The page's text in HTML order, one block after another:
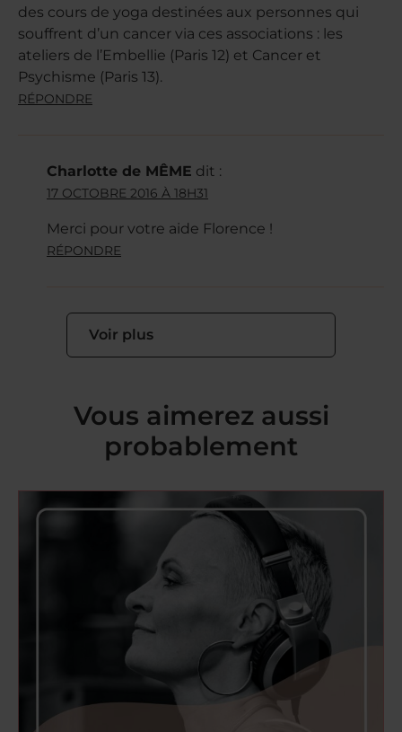
des cours de yoga destinées aux personnes qui
souffrent d’un cancer via ces associations : les
ateliers de l’Embellie (Paris 12) et Cancer et
Psychisme (Paris 13).
RÉPONDRE
Charlotte de MÊME dit :
17 OCTOBRE 2016 À 18H31
Merci pour votre aide Florence !
RÉPONDRE
Voir plus
Vous aimerez aussi
probablement